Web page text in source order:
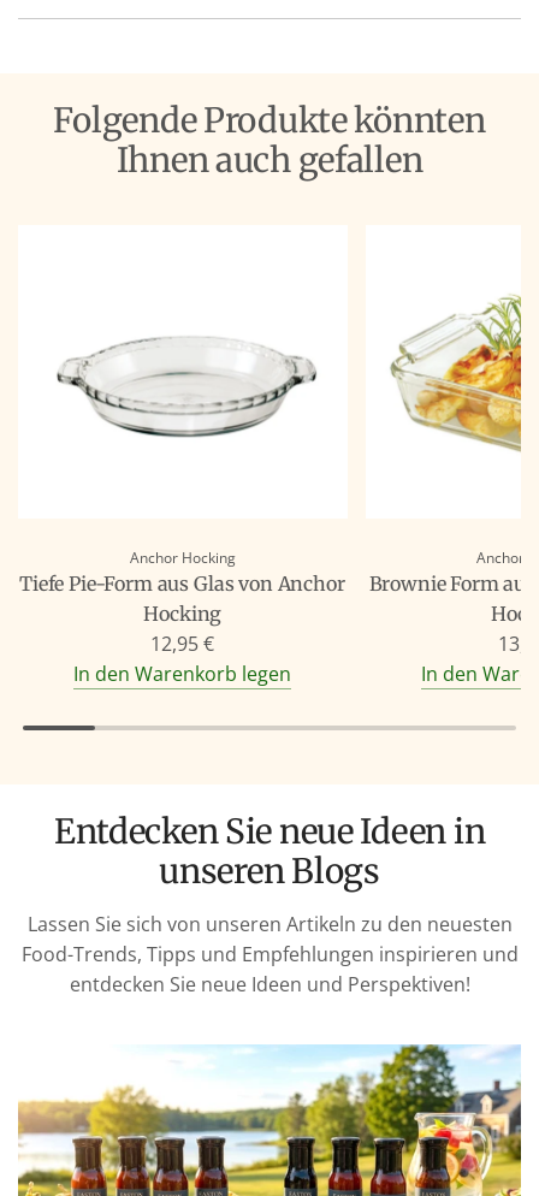
Folgende Produkte könnten
Ihnen auch gefallen
Anchor Hocking
Tiefe Pie-Form aus Glas von Anchor
Hocking
12,95 €
In den Warenkorb legen
Anchor
Brownie Form
In den
Entdecken Sie neue Ideen in
unseren Blogs
Lassen Sie sich von unseren Artikeln zu den neuesten
Food-Trends, Tipps und Empfehlungen inspirieren und
entdecken Sie neue Ideen und Perspektiven!